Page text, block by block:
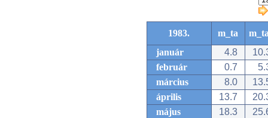
1983. m_ta
január
4.8
február
0.7
március
8.0
április
13.7
május
18.3